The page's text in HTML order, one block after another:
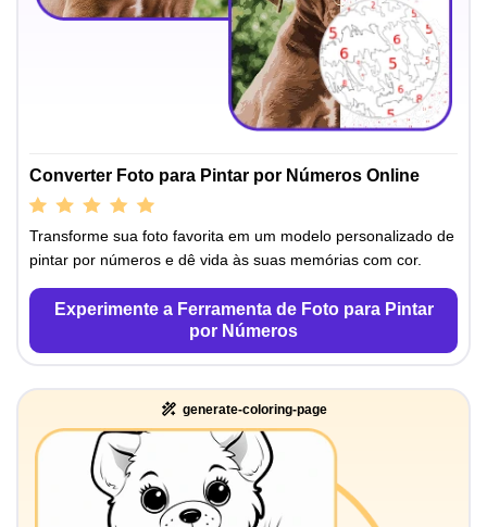
Converter Foto para Pintar por Números Online
Transforme sua foto favorita em um modelo personalizado de
pintar por números e dê vida às suas memórias com cor.
Experimente a Ferramenta de Foto para Pintar
por Números
generate-coloring-page